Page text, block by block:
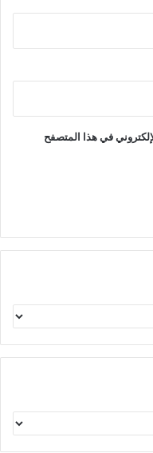
في هذا المتصفح